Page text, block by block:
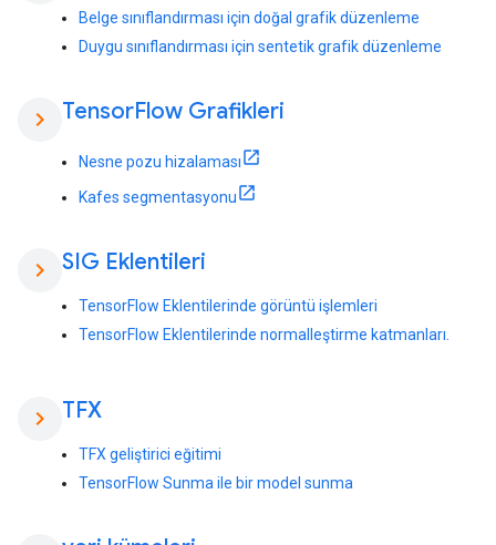
Belge sınıflandırması için doğal grafik düzenleme
Duygu sınıflandırması için sentetik grafik düzenleme
chevron_right TensorFlow Grafikleri
Nesne pozu hizalaması
Kafes segmentasyonu
chevron_right SIG Eklentileri
TensorFlow Eklentilerinde görüntü işlemleri
TensorFlow Eklentilerinde normalleştirme katmanları.
chevron_right TFX
TFX geliştirici eğitimi
TensorFlow Sunma ile bir model sunma